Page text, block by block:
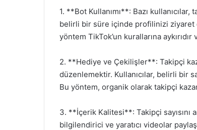
1. **Bot Kullanımı**: Bazı
belirli bir süre içinde profilinizi ziyaret
yöntem TikTok’un kurallarına aykırıdır
2. **Hediye ve Çekilişler**: Takipçi
düzenlemektir. Kullanıcılar, belirli bir
Bu yöntem, organik olarak takipçi
3. **İçerik Kalitesi**: Takipçi sayısını
bilgilendirici ve yaratıcı videolar